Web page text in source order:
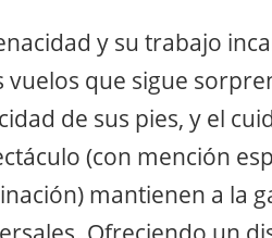
y su trabajo
vuelos que sigue
de sus pies, y el
(con mención
mantienen a la